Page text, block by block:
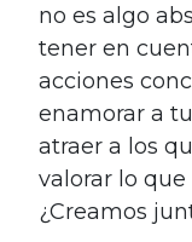
no es algo
tener en
acciones
enamorar a
atraer a los
valorar lo que
¿Creamos